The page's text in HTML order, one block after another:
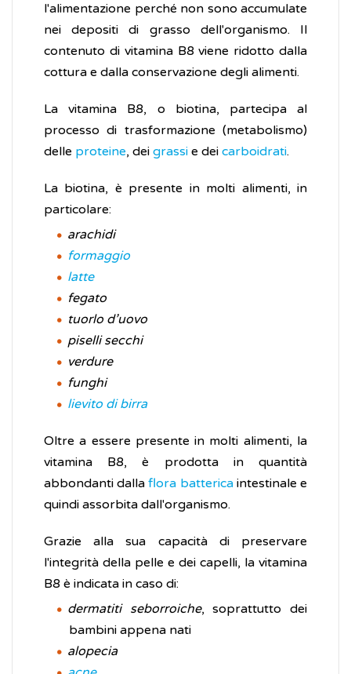
l'alimentazione perché non sono accumulate
nei depositi di grasso dell'organismo. Il
contenuto di vitamina B8 viene ridotto dalla
cottura e dalla conservazione degli alimenti.
La vitamina B8, o biotina, partecipa al
processo di trasformazione (metabolismo)
delle proteine, dei grassi e dei carboidrati.
La biotina, è presente in molti alimenti, in
particolare:
arachidi
formaggio
latte
fegato
tuorlo d’uovo
piselli secchi
verdure
funghi
lievito di birra
Oltre a essere presente in molti alimenti, la
vitamina B8, è prodotta in quantità
abbondanti dallaflora battericaintestinale e
quindi assorbita dall'organismo.
Grazie alla sua capacità di preservare
l'integrità della pelle e dei capelli, la vitamina
B8 è indicata in caso di:
dermatiti seborroiche, soprattutto dei
bambini appena nati
alopecia